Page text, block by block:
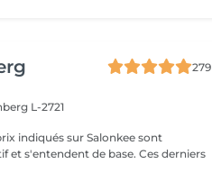
279
L-2721
indiqués sur Salonkee sont
s'entendent de base. Ces derniers